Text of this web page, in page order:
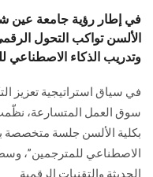
في إطار رؤية جامعة عين
الألسن تواكب التحول
وتدريب الذكاء الاصطناعي
في سياق استراتيجية تعزيز
سوق العمل المتسارعة، نظّمت
بكلية الألسن جلسة متخصصة
الاصطناعي للمترجمين”،
الحديثة والتقنيات الرقمية